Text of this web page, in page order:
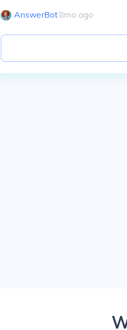
AnswerBot∙8mo ago